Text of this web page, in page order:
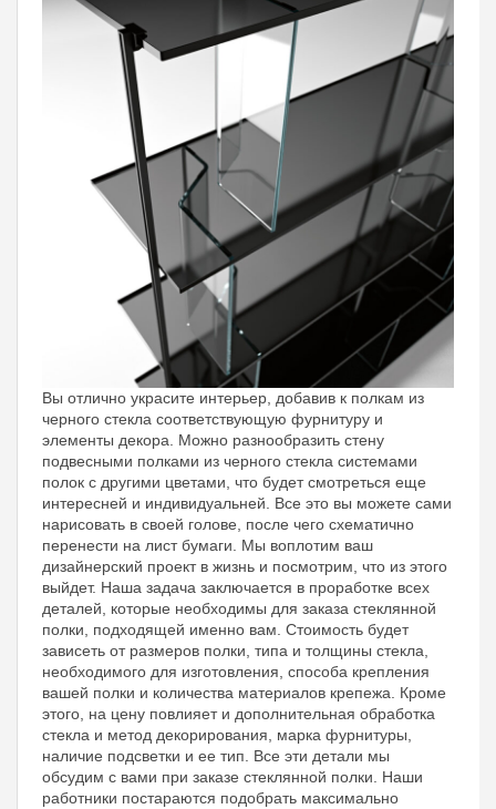
Вы отлично украсите интерьер, добавив к полкам из
черного стекла соответствующую фурнитуру и
элементы декора. Можно разнообразить стену
подвесными полками из черного стекла системами
полок с другими цветами, что будет смотреться еще
интересней и индивидуальней. Все это вы можете сами
нарисовать в своей голове, после чего схематично
перенести на лист бумаги. Мы воплотим ваш
дизайнерский проект в жизнь и посмотрим, что из этого
выйдет. Наша задача заключается в проработке всех
деталей, которые необходимы для заказа стеклянной
полки, подходящей именно вам. Стоимость будет
зависеть от размеров полки, типа и толщины стекла,
необходимого для изготовления, способа крепления
вашей полки и количества материалов крепежа. Кроме
этого, на цену повлияет и дополнительная обработка
стекла и метод декорирования, марка фурнитуры,
наличие подсветки и ее тип. Все эти детали мы
обсудим с вами при заказе стеклянной полки. Наши
работники постараются подобрать максимально